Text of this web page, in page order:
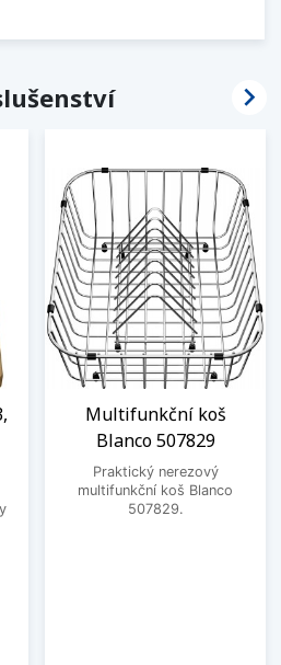
Multifunkční koš
Blanco 507829
Praktický nerezový
multifunkční koš Blanco
507829.
